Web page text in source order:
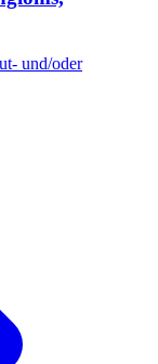
und/oder